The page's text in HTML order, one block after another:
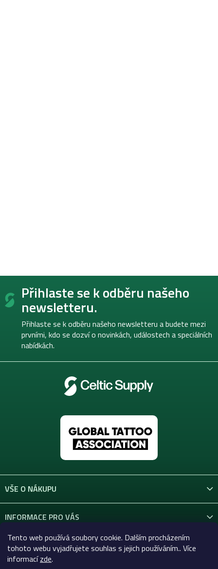
Tento web používá soubory cookie. Dalším procházením
tohoto webu vyjadřujete souhlas s jejich používáním.. Více
informacízde.
Z
Přihlaste se k odběru našeho
newsletteru.
Přihlaste se k odběru našeho newsletteru a budete mezi
prvními, kdo se dozví o novinkách, událostech a speciálních
nabídkách.
VŠE O NÁKUPU
INFORMACE PRO VÁS
KONTAKT